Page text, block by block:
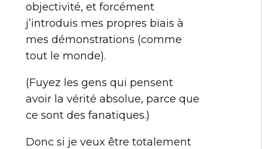
objectivité, et forcément
j’introduis mes propres biais à
mes démonstrations (comme
tout le monde).
(Fuyez les gens qui pensent
avoir la vérité absolue, parce que
ce sont des fanatiques.)
Donc si je veux être totalement